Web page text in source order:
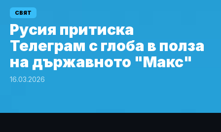
СВЯТ
Русия притиска
Телеграм с глоба в полза
на държавното "Макс"
16.03.2026